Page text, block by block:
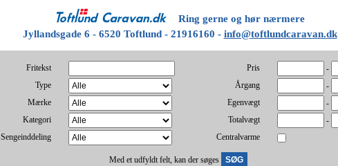
Ring gerne og hør nærmere
Jyllandsgade 6 - 6520 Toftlund - 21916160 - info@toftlundcaravan.dk
Fritekst
Type
Mærke
Kategori
Sengeinddeling
Pris
-
Årgang
-
Egenvægt
-
Totalvægt
-
Centralvarme
Med et udfyldt felt, kan der søges